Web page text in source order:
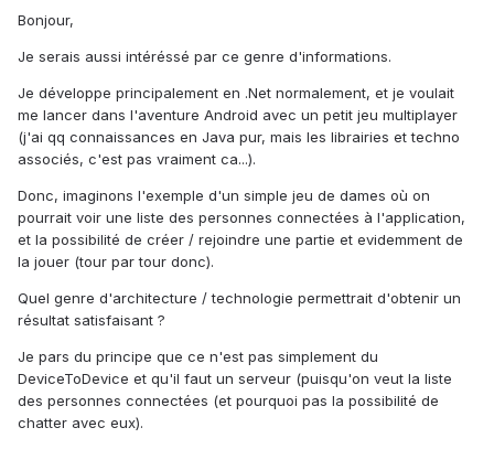
Bonjour,
Je serais aussi intéréssé par ce genre d'informations.
Je développe principalement en .Net normalement, et je voulait
me lancer dans l'aventure Android avec un petit jeu multiplayer
(j'ai qq connaissances en Java pur, mais les librairies et techno
associés, c'est pas vraiment ca...).
Donc, imaginons l'exemple d'un simple jeu de dames où on
pourrait voir une liste des personnes connectées à l'application,
et la possibilité de créer / rejoindre une partie et evidemment de
la jouer (tour par tour donc).
Quel genre d'architecture / technologie permettrait d'obtenir un
résultat satisfaisant ?
Je pars du principe que ce n'est pas simplement du
DeviceToDevice et qu'il faut un serveur (puisqu'on veut la liste
des personnes connectées (et pourquoi pas la possibilité de
chatter avec eux).